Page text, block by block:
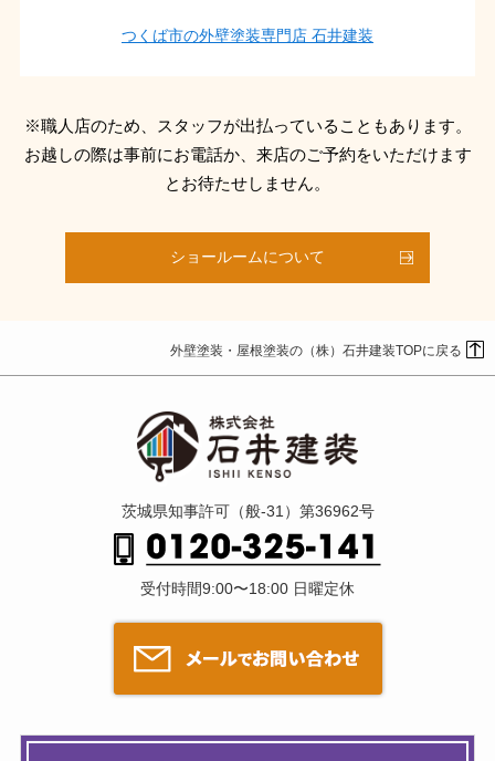
つくば市の外壁塗装専門店 石井建装
※職人店のため、スタッフが出払っていることもあります。
お越しの際は事前にお電話か、来店のご予約をいただけます
とお待たせしません。
ショールームについて
外壁塗装・屋根塗装の（株）石井建装TOPに戻る
茨城県知事許可（般-31）第36962号
受付時間9:00〜18:00 日曜定休